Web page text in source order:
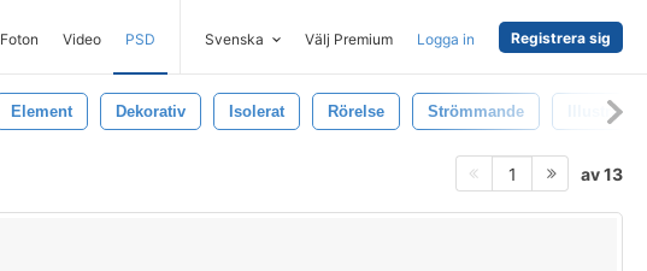
Foton Video PSD Svenska Välj Premium Logga in Registrera sig
Element Dekorativ Isolerat Rörelse Strömmande Illustration
1 av 13